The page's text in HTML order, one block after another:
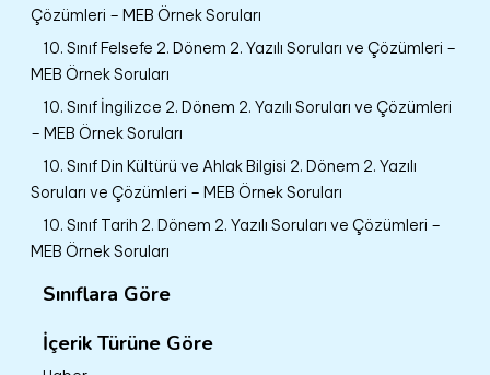
Çözümleri – MEB Örnek Soruları
10. Sınıf Felsefe 2. Dönem 2. Yazılı Soruları ve Çözümleri –
MEB Örnek Soruları
10. Sınıf İngilizce 2. Dönem 2. Yazılı Soruları ve Çözümleri
– MEB Örnek Soruları
10. Sınıf Din Kültürü ve Ahlak Bilgisi 2. Dönem 2. Yazılı
Soruları ve Çözümleri – MEB Örnek Soruları
10. Sınıf Tarih 2. Dönem 2. Yazılı Soruları ve Çözümleri –
MEB Örnek Soruları
Sınıflara Göre
İçerik Türüne Göre